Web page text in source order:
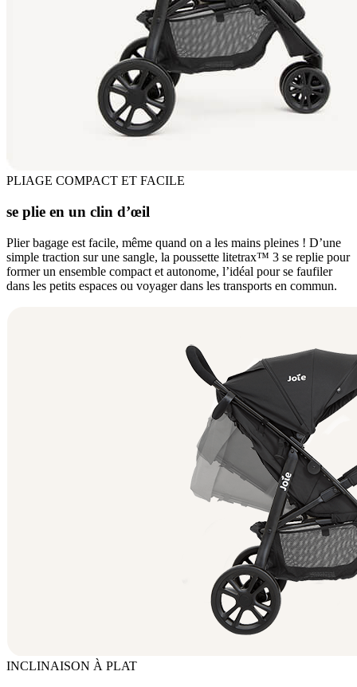
PLIAGE COMPACT ET FACILE
se plie en un clin d’œil
Plier bagage est facile, même quand on a les mains pleines ! D’une
simple traction sur une sangle, la poussette litetrax™ 3 se replie pour
former un ensemble compact et autonome, l’idéal pour se faufiler
dans les petits espaces ou voyager dans les transports en commun.
INCLINAISON À PLAT